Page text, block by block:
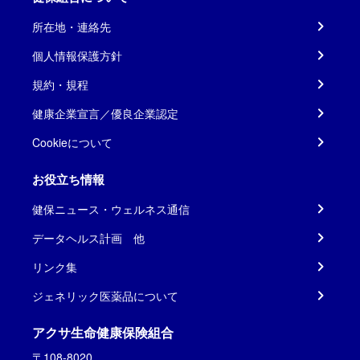
所在地・連絡先
個人情報保護方針
規約・規程
健康企業宣言／優良企業認定
Cookieについて
お役立ち情報
健保ニュース・ウェルネス通信
データヘルス計画 他
リンク集
ジェネリック医薬品について
アクサ生命健康保険組合
〒108-8020